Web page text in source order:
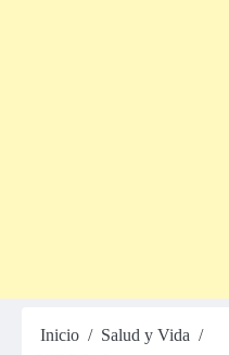
Inicio
Salud y Vida